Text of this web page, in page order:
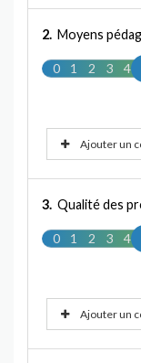
2. Moyens
0 1 2 3 4
Ajouter un
3. Qualité des
0 1 2 3 4
Ajouter un